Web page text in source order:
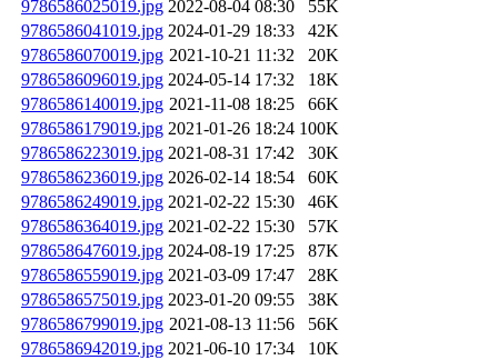
9786586025019.jpg 2022-08-04 08:30
55K
9786586041019.jpg 2024-01-29 18:33
42K
9786586070019.jpg 2021-10-21 11:32
20K
9786586096019.jpg 2024-05-14 17:32
18K
9786586140019.jpg 2021-11-08 18:25
66K
9786586179019.jpg 2021-01-26 18:24 100K
9786586223019.jpg 2021-08-31 17:42
30K
9786586236019.jpg 2026-02-14 18:54
60K
9786586249019.jpg 2021-02-22 15:30
46K
9786586364019.jpg 2021-02-22 15:30
57K
9786586476019.jpg 2024-08-19 17:25
87K
9786586559019.jpg 2021-03-09 17:47
28K
9786586575019.jpg 2023-01-20 09:55
38K
9786586799019.jpg 2021-08-13 11:56
56K
9786586942019.jpg 2021-06-10 17:34
10K